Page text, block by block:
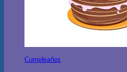
Cumpleaños